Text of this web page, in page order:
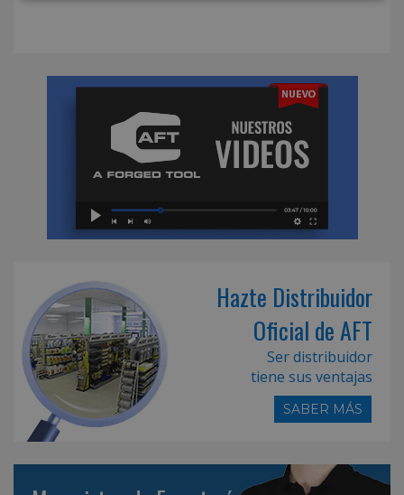
Hazte Distribuidor
Oficial de AFT
Ser distribuidor
tiene sus ventajas
SABER MÁS